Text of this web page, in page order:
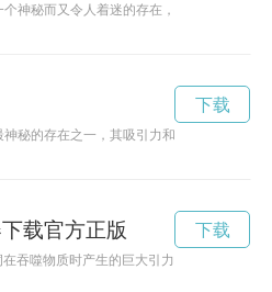
神秘而又令人着迷的存在，一直以来都围
秘的存在之一，其吸引力和奇妙之处让人
下载
载官方正版
吞噬物质时产生的巨大引力加速作用，加
下载